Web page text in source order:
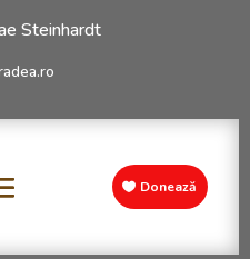
Steinhardt
Donează